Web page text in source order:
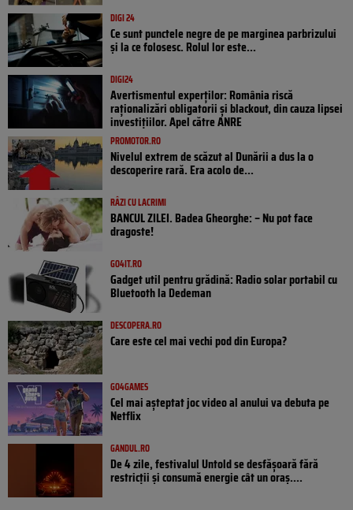
DIGI 24
Ce sunt punctele negre de pe marginea parbrizului
și la ce folosesc. Rolul lor este...
DIGI24
Avertismentul experților: România riscă
raționalizări obligatorii și blackout, din cauza lipsei
investițiilor. Apel către ANRE
PROMOTOR.RO
Nivelul extrem de scăzut al Dunării a dus la o
descoperire rară. Era acolo de...
RÂZI CU LACRIMI
BANCUL ZILEI. Badea Gheorghe: – Nu pot face
dragoste!
GO4IT.RO
Gadget util pentru grădină: Radio solar portabil cu
Bluetooth la Dedeman
DESCOPERA.RO
Care este cel mai vechi pod din Europa?
GO4GAMES
Cel mai așteptat joc video al anului va debuta pe
Netflix
GANDUL.RO
De 4 zile, festivalul Untold se desfășoară fără
restricții și consumă energie cât un oraș....